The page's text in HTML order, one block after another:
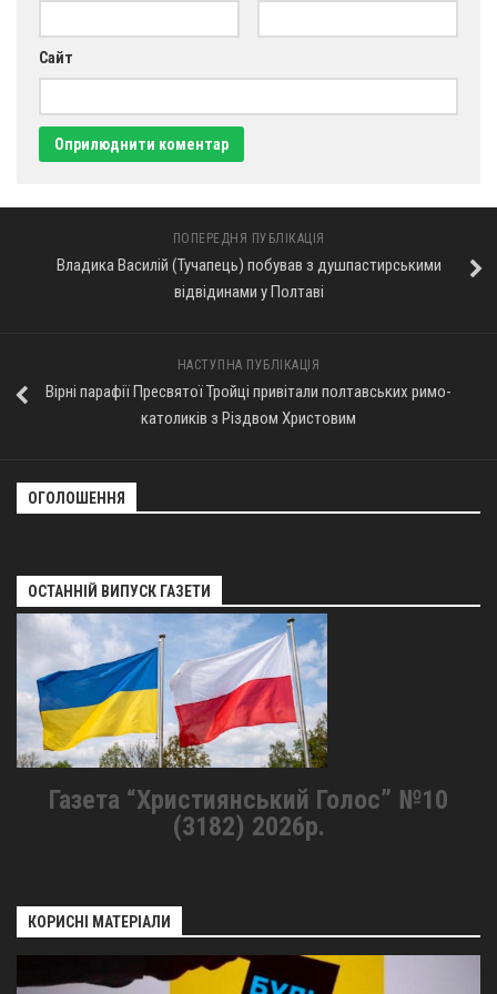
Оголошення
Трансляції
Сайт
ПОПЕРЕДНЯ ПУБЛІКАЦІЯ
Владика Василій (Тучапець) побував з душпастирськими
відвідинами у Полтаві
НАСТУПНА ПУБЛІКАЦІЯ
Вірні парафії Пресвятої Тройці привітали полтавських римо-
католиків з Різдвом Христовим
ОГОЛОШЕННЯ
ОСТАННІЙ ВИПУСК ГАЗЕТИ
Газета “Християнський Голос” №10
(3182) 2026р.
КОРИСНІ МАТЕРІАЛИ